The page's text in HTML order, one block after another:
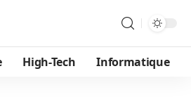
High-Tech Informatique